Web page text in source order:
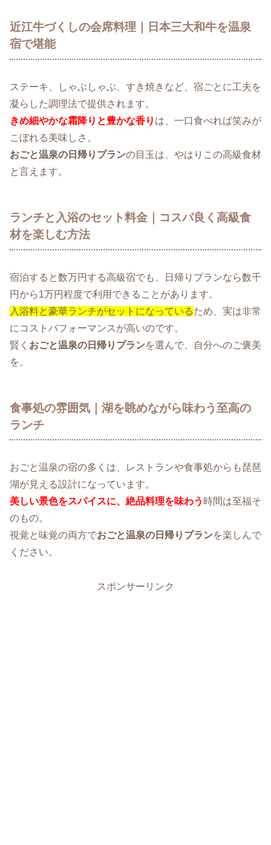
近江牛づくしの会席料理｜日本三大和牛を温泉
宿で堪能
ステーキ、しゃぶしゃぶ、すき焼きなど、宿ごとに工夫を
凝らした調理法で提供されます。
きめ細やかな霜降りと豊かな香り は、一口食べれば笑みが
こぼれる美味しさ。
おごと温泉の日帰りプランの目玉は、やはりこの高級食材
と言えます。
ランチと入浴のセット料金｜コスパ良く高級食
材を楽しむ方法
宿泊すると数万円する高級宿でも、日帰りプランなら数千
円から1万円程度で利用できることがあります。
入浴料と豪華ランチがセットになっているため、実は非常
にコストパフォーマンスが高いのです。
賢く おごと温泉の日帰りプランを選んで、自分へのご褒美
を。
食事処の雰囲気｜湖を眺めながら味わう至高の
ランチ
おごと温泉の宿の多くは、レストランや食事処からも琵琶
湖が見える設計になっています。
美しい景色をスパイスに、絶品料理を味わう 時間は至福そ
のもの。
視覚と味覚の両方でおごと温泉の日帰りプランを楽しんで
ください。
スポンサーリンク